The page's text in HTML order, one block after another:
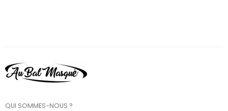
QUI SOMMES-NOUS ?